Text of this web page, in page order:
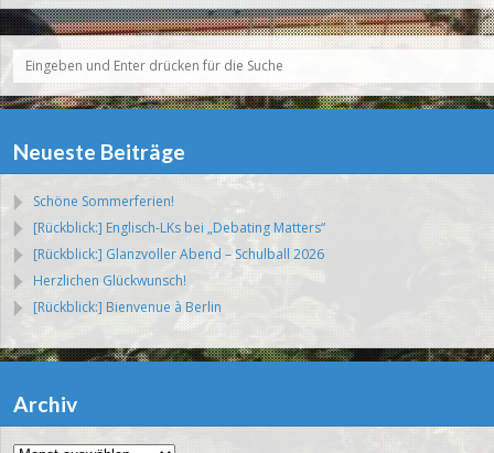
Neueste Beiträge
Schöne Sommerferien!
[Rückblick:] Englisch-LKs bei „Debating Matters“
[Rückblick:] Glanzvoller Abend – Schulball 2026
Herzlichen Glückwunsch!
[Rückblick:] Bienvenue à Berlin
Archiv